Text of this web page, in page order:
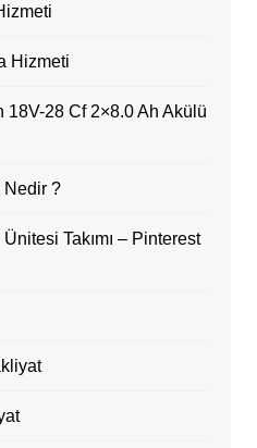
Hizmeti
28 Cf 2×8.0 Ah Akülü
Nedir ?
Takımı – Pinterest